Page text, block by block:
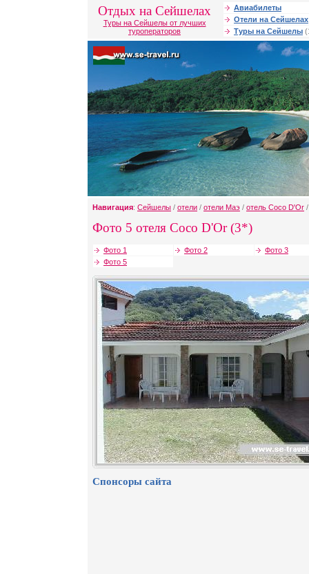
Отдых на Сейшелах
Туры на Сейшелы от лучших
туроператоров
Авиабилеты
Отели на Сейшелах
Туры на Сейшелы
Навигация: Сейшелы / отели / отели Маэ / отель Coco D'Or
Фото 5 отеля Coco D'Or (3*)
Фото 1 Фото 2
Фото 3
Фото 5
Спонсоры сайта